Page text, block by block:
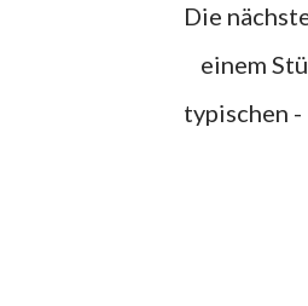
Die nächsten knapp 2 Stunden verbrachten wir mit spannenden Szenen aus der Flut, mit
einem
typischen